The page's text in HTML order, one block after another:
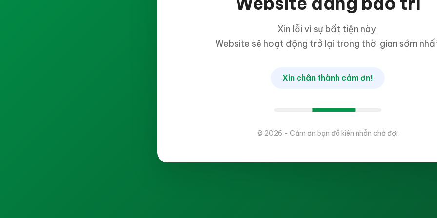
Xin lỗi vì sự bất tiện này.
Website sẽ hoạt động trở lại trong thời gian sớm
Xin chân thành cám ơn!
© 2026 - Cảm ơn bạn đã kiên nhẫn chờ đợi.